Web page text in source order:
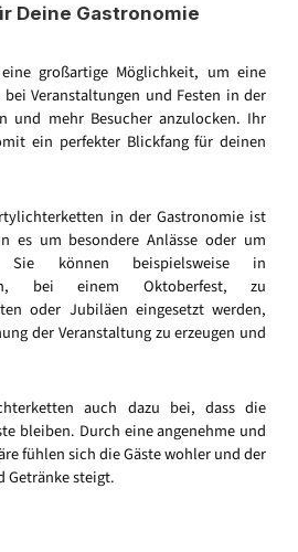
Deine Gastronomie
großartige Möglichkeit, um eine
Veranstaltungen und Festen in der
und mehr Besucher anzulocken. Ihr
ein perfekter Blickfang für deinen
in der Gastronomie ist
es um besondere Anlässe oder um
Sie können beispielsweise in
bei einem Oktoberfest, zu
oder Jubiläen eingesetzt werden,
der Veranstaltung zu erzeugen und
auch dazu bei, dass die
bleiben. Durch eine angenehme und
fühlen sich die Gäste wohler und der
Getränke steigt.